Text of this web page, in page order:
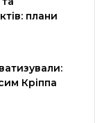
плани
Кріппа